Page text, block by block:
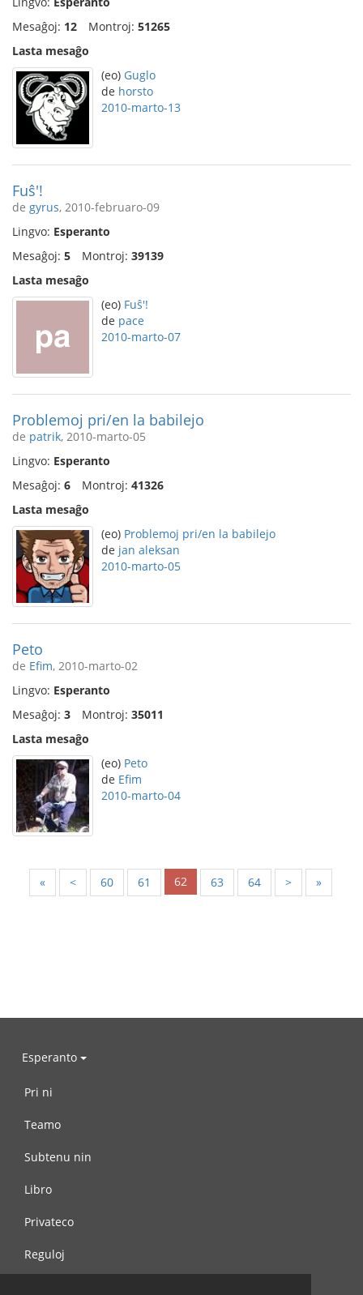
Mesaĝoj: 12 Montroj: 51265
Lasta mesaĝo
(eo) Guglo
de horsto
2010-marto-13
Fuŝ'!
de gyrus, 2010-februaro-09
Lingvo: Esperanto
Mesaĝoj: 5 Montroj: 39139
Lasta mesaĝo
(eo) Fuŝ'!
de pace
2010-marto-07
Problemoj pri/en la babilejo
de patrik, 2010-marto-05
Lingvo: Esperanto
Mesaĝoj: 6 Montroj: 41326
Lasta mesaĝo
(eo) Problemoj pri/en la babilejo
de jan aleksan
2010-marto-05
Peto
de Efim, 2010-marto-02
Lingvo: Esperanto
Mesaĝoj: 3 Montroj: 35011
Lasta mesaĝo
(eo) Peto
de Efim
2010-marto-04
« < 60 61 62 63 64 > »
Esperanto
Pri ni
Teamo
Subtenu nin
Libro
Privateco
Reguloj